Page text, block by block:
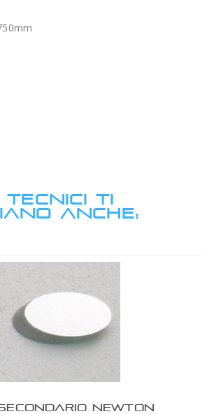
TI
ANCHE:
NEWTON